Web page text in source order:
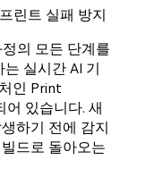
린트 실패 방지
의 모든 단계를
실시간 AI 기
인 Print
있습니다. 새
하기 전에 감지
드로 돌아오는